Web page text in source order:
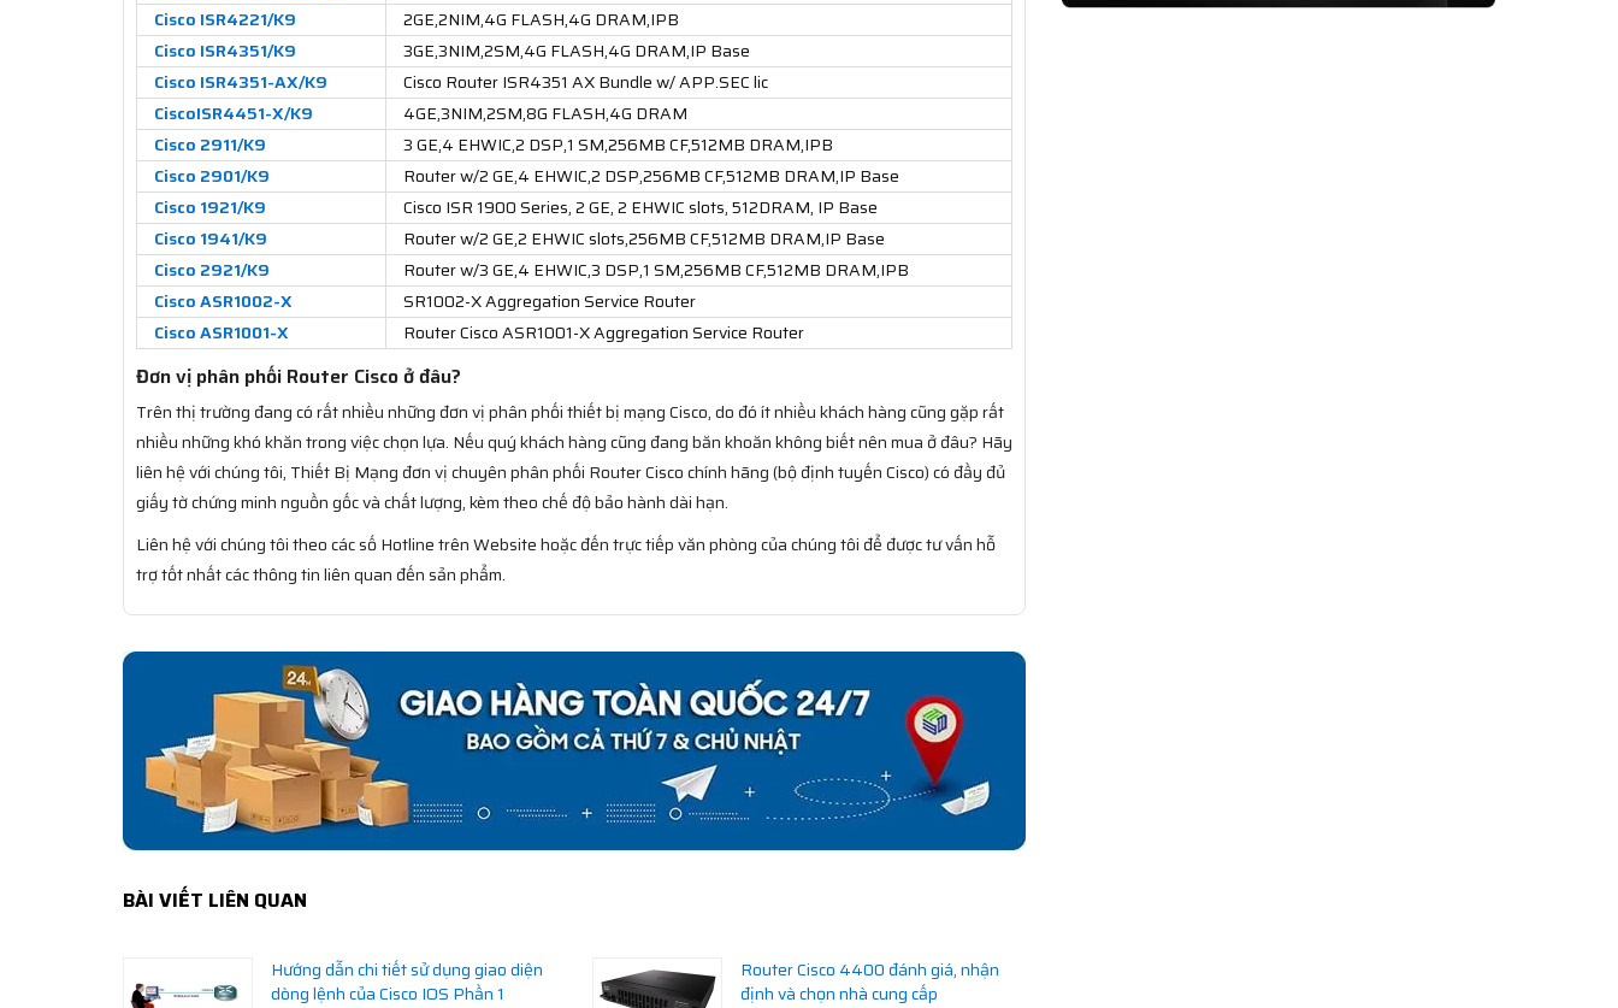
Cisco ISR4221/K9
2GE,2NIM,4G FLASH,4G DRAM,IPB
Cisco ISR4351/K9
3GE,3NIM,2SM,4G FLASH,4G DRAM,IP Base
Cisco ISR4351-AX/K9
Cisco Router ISR4351 AX Bundle w/ APP.SEC lic
CiscoISR4451-X/K9
4GE,3NIM,2SM,8G FLASH,4G DRAM
Cisco 2911/K9
3 GE,4 EHWIC,2 DSP,1 SM,256MB CF,512MB DRAM,IPB
Cisco 2901/K9
Router w/2 GE,4 EHWIC,2 DSP,256MB CF,512MB DRAM,IP Base
Cisco 1921/K9
Cisco ISR 1900 Series, 2 GE, 2 EHWIC slots, 512DRAM, IP Base
Cisco 1941/K9
Router w/2 GE,2 EHWIC slots,256MB CF,512MB DRAM,IP Base
Cisco 2921/K9
Router w/3 GE,4 EHWIC,3 DSP,1 SM,256MB CF,512MB DRAM,IPB
Cisco ASR1002-X
SR1002-X Aggregation Service Router
Cisco ASR1001-X
Router Cisco ASR1001-X Aggregation Service Router
Đơn vị phân phối Router Cisco ở đâu?
Trên thị trường đang có rất nhiều những đơn vị phân phối thiết bị mạng Cisco, do đó ít nhiều khách hàng cũng gặp rất
nhiều những khó khăn trong việc chọn lựa. Nếu quý khách hàng cũng đang băn khoăn không biết nên mua ở đâu? Hãy
liên hệ với chúng tôi, Thiết Bị Mạng đơn vị chuyên phân phối Router Cisco chính hãng (bộ định tuyến Cisco) có đầy đủ
giấy tờ chứng minh nguồn gốc và chất lượng, kèm theo chế độ bảo hành dài hạn.
Liên hệ với chúng tôi theo các số Hotline trên Website hoặc đến trực tiếp văn phòng của chúng tôi để được tư vấn hỗ
trợ tốt nhất các thông tin liên quan đến sản phẩm.
BÀI VIẾT LIÊN QUAN
Hướng dẫn chi tiết sử dụng giao diện
dòng lệnh của Cisco IOS Phần 1
Router Cisco 4400 đánh giá, nhận
định và chọn nhà cung cấp